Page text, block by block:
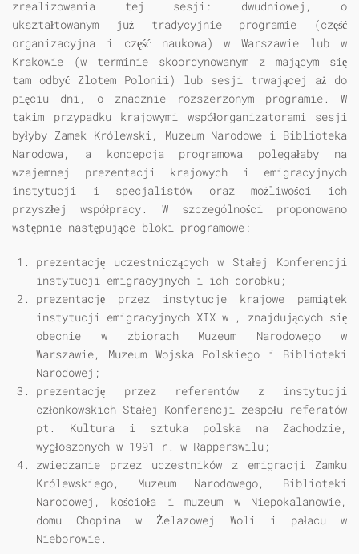
zrealizowania tej sesji: dwudniowej, o
ukształtowanym już tradycyjnie programie (część
organizacyjna i część naukowa) w Warszawie lub w
Krakowie (w terminie skoordynowanym z mającym się
tam odbyć Zlotem Polonii) lub sesji trwającej aż do
pięciu dni, o znacznie rozszerzonym programie. W
takim przypadku krajowymi współorganizatorami sesji
byłyby Zamek Królewski, Muzeum Narodowe i Biblioteka
Narodowa, a koncepcja programowa polegałaby na
wzajemnej prezentacji krajowych i emigracyjnych
instytucji i specjalistów oraz możliwości ich
przyszłej współpracy. W szczególności proponowano
wstępnie następujące bloki programowe:
prezentację uczestniczących w Stałej Konferencji
instytucji emigracyjnych i ich dorobku;
prezentację przez instytucje krajowe pamiątek
instytucji emigracyjnych XIX w., znajdujących się
obecnie w zbiorach Muzeum Narodowego w
Warszawie, Muzeum Wojska Polskiego i Biblioteki
Narodowej;
prezentację przez referentów z instytucji
członkowskich Stałej Konferencji zespołu referatów
pt. Kultura i sztuka polska na Zachodzie,
wygłoszonych w 1991 r. w Rapperswilu;
zwiedzanie przez uczestników z emigracji Zamku
Królewskiego, Muzeum Narodowego, Biblioteki
Narodowej, kościoła i muzeum w Niepokalanowie,
domu Chopina w Żelazowej Woli i pałacu w
Nieborowie.